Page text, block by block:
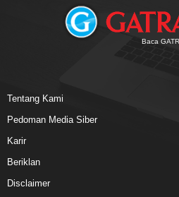
Baca
Tentang Kami
Pedoman Media Siber
Karir
Beriklan
Disclaimer